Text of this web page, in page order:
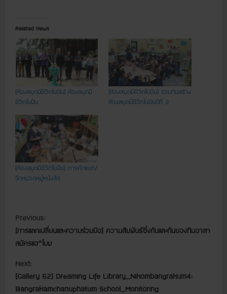
Related News
[ห้องสมุดมีชีวิตในฝัน] ห้องสมุดมี
ชีวิตในฝัน
[ห้องสมุดมีชีวิตในฝัน] ร่วมกันสร้าง
ห้องสมุดมีชีวิตในฝันปีที่ 2
[ห้องสมุดมีชีวิตในฝัน] การคัดแยก/
จัดหมวดหมู่หนังสือ
C
o
n
t
Previous:
[การแลกเปลี่ยนและความร่วมมือ] ความสัมพันธ์ซึ่งกันและกันของทีมอาสา
สมัครแฮ^โบม
Next:
[Gallery 52] Dreaming Life Library_Nikombangrakum4:
Bangrakamchanuphatum School_Monitoring